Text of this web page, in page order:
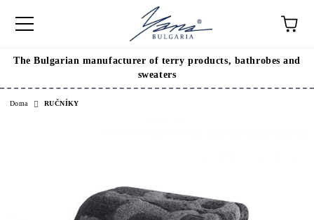
The Bulgarian manufacturer of terry products, bathrobes and
sweaters
Doma RUČNÍKY